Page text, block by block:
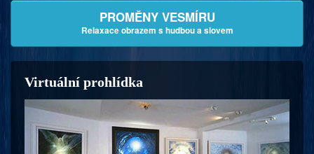
PROMĚNY VESMÍRU
Relaxace obrazem s hudbou a slovem
Virtuální prohlídka